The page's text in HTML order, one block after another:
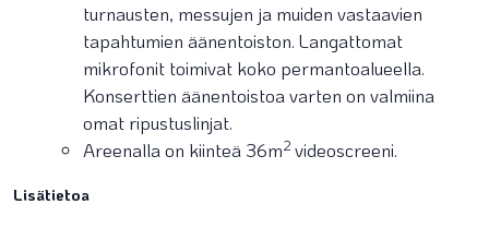
turnausten, messujen ja muiden vastaavien
tapahtumien äänentoiston. Langattomat
mikrofonit toimivat koko permantoalueella.
Konserttien äänentoistoa varten on valmiina
omat ripustuslinjat.
Areenalla on kiinteä 36m2 videoscreeni.
Lisätietoa